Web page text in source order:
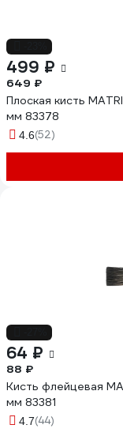
499 ₽
649 ₽
Плоская кисть
мм 83378
4.6(52)
64 ₽
88 ₽
Кисть флейцевая
мм 83381
4.7(44)